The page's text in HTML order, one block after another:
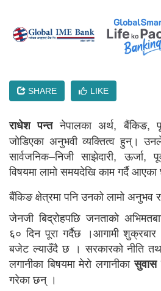
SHARE LIKE
राधेश पन्त नेपालका अर्थ, बैंकिङ,
जोडिएका अनुभवी व्यक्तित्व हुन्।
सार्वजनिक–निजी साझेदारी, ऊर्जा,
विषयमा लामो समयदेखि काम गर्दै
बैंकिङ क्षेत्रमा पनि उनको लामो अनुभव
जेनजी बिद्राेहपछि जनताकाे
६० दिन पूरा गर्दैछ ।आगामी
बजेट ल्याउँदै छ । सरकारकाे नीति
लगानीका बिषयमा मेराे लगानीकासुवास
गरेका छन् ।